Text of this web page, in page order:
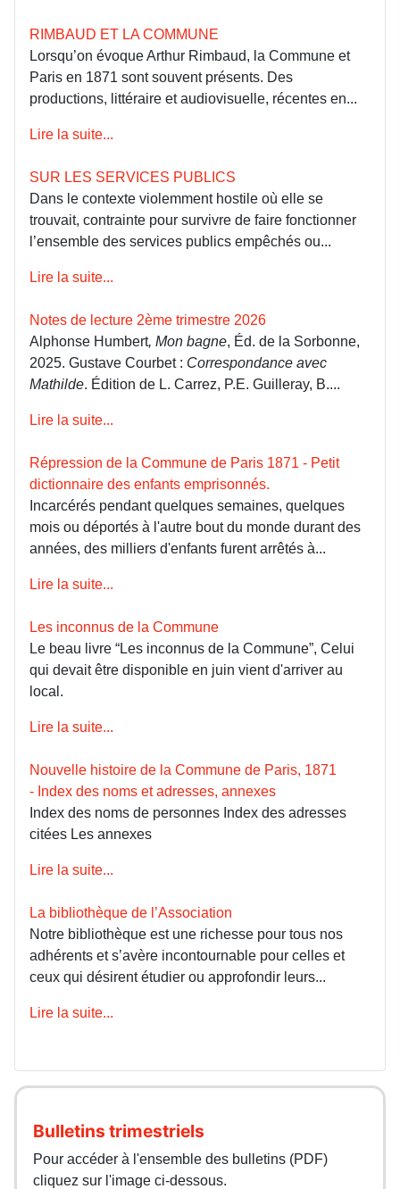
RIMBAUD ET LA COMMUNE
Lorsqu’on évoque Arthur Rimbaud, la Commune et
Paris en 1871 sont souvent présents. Des
productions, littéraire et audiovisuelle, récentes en...
Lire la suite...
SUR LES SERVICES PUBLICS
Dans le contexte violemment hostile où elle se
trouvait, contrainte pour survivre de faire fonctionner
l’ensemble des services publics empêchés ou...
Lire la suite...
Notes de lecture 2ème trimestre 2026
Alphonse Humbert, Mon bagne, Éd. de la Sorbonne,
2025. Gustave Courbet : Correspondance avec
Mathilde. Édition de L. Carrez, P.E. Guilleray, B....
Lire la suite...
Répression de la Commune de Paris 1871 - Petit
dictionnaire des enfants emprisonnés.
Incarcérés pendant quelques semaines, quelques
mois ou déportés à l'autre bout du monde durant des
années, des milliers d'enfants furent arrêtés à...
Lire la suite...
Les inconnus de la Commune
Le beau livre “Les inconnus de la Commune”, Celui
qui devait être disponible en juin vient d'arriver au
local.
Lire la suite...
Nouvelle histoire de la Commune de Paris, 1871
- Index des noms et adresses, annexes
Index des noms de personnes Index des adresses
citées Les annexes
Lire la suite...
La bibliothèque de l’Association
Notre bibliothèque est une richesse pour tous nos
adhérents et s’avère incontournable pour celles et
ceux qui désirent étudier ou approfondir leurs...
Lire la suite...
Bulletins trimestriels
Pour accéder à l'ensemble des bulletins (PDF)
cliquez sur l'image ci-dessous.